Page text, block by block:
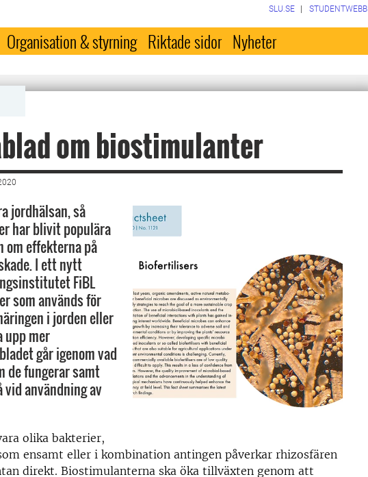
SLU.SE STUDENTWEBB
Organisation & styrning Riktade sidor Nyheter
om biostimulanter
jordhälsan, så
har blivit populära
om effekterna på
I ett nytt
FiBL
som används för
i jorden eller
upp mer
går igenom vad
de fungerar samt
vid användning av
olika bakterier,
ensamt eller i kombination antingen påverkar rhizosfären
direkt. Biostimulanterna ska öka tillväxten genom att